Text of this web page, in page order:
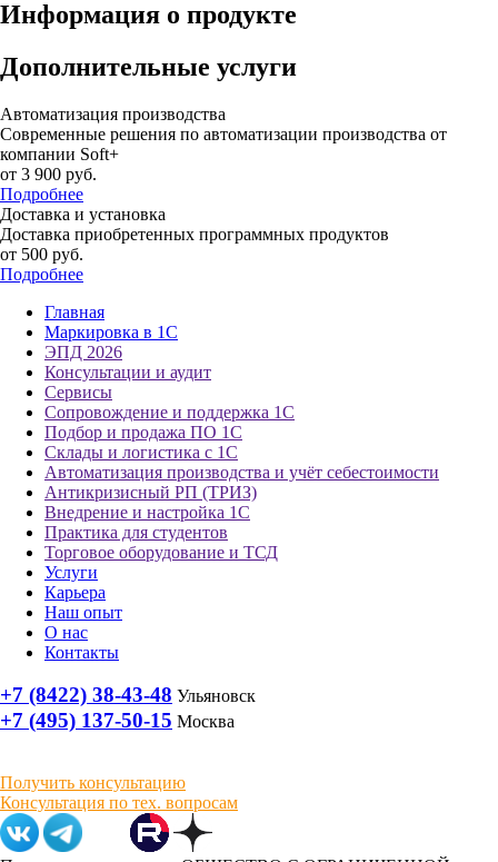
Информация о продукте
Дополнительные услуги
Автоматизация производства
Современные решения по автоматизации производства от
компании Soft+
от 3 900 руб.
Подробнее
Доставка и установка
Доставка приобретенных программных продуктов
от 500 руб.
Подробнее
Главная
Маркировка в 1С
ЭПД 2026
Консультации и аудит
Сервисы
Сопровождение и поддержка 1С
Подбор и продажа ПО 1С
Склады и логистика с 1С
Автоматизация производства и учёт себестоимости
Антикризисный РП (ТРИЗ)
Внедрение и настройка 1С
Практика для студентов
Торговое оборудование и ТСД
Услуги
Карьера
Наш опыт
О нас
Контакты
+7 (8422) 38-43-48 Ульяновск
+7 (495) 137-50-15 Москва
Получить консультацию
Консультация по тех. вопросам